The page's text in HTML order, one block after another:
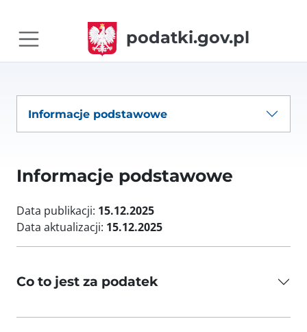
podatki.gov.pl
Informacje podstawowe
Informacje podstawowe
Data publikacji: 15.12.2025
Data aktualizacji: 15.12.2025
Co to jest za podatek